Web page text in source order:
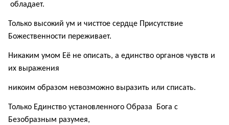
обладает.
Только высокий ум и чисттое сердце Присутствие
Божественности переживает.
Никаким умом Её не описать, а единство органов чувств и
их выражения
никоим образом невозможно выразить или списать.
Только Единство установленного Образа Бога с
Безобразным разумея,